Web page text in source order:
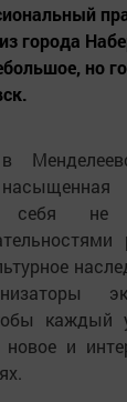
из города
но
не
каждый
и